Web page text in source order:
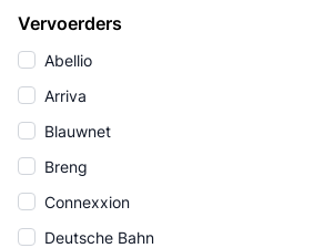
Vervoerders
Abellio
Arriva
Blauwnet
Breng
Connexxion
Deutsche Bahn